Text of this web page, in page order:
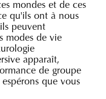
mondes et de ces
qu'ils ont à nous
peuvent
modes de vie
apparaît,
de groupe
que vous